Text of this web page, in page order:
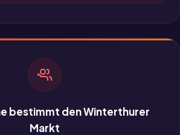
bestimmt den Winterthurer
Markt